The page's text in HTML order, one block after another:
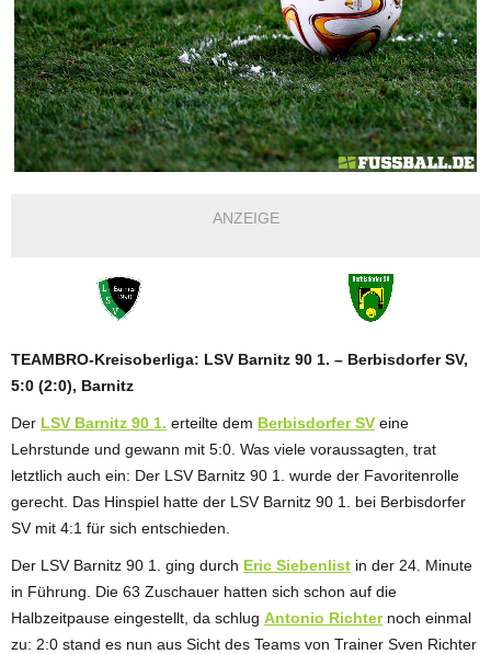
ANZEIGE
TEAMBRO-Kreisoberliga: LSV Barnitz 90 1. – Berbisdorfer SV,
5:0 (2:0), Barnitz
Der LSV Barnitz 90 1. erteilte dem Berbisdorfer SV eine
Lehrstunde und gewann mit 5:0. Was viele voraussagten, trat
letztlich auch ein: Der LSV Barnitz 90 1. wurde der Favoritenrolle
gerecht. Das Hinspiel hatte der LSV Barnitz 90 1. bei Berbisdorfer
SV mit 4:1 für sich entschieden.
Der LSV Barnitz 90 1. ging durch Eric Siebenlist in der 24. Minute
in Führung. Die 63 Zuschauer hatten sich schon auf die
Halbzeitpause eingestellt, da schlug Antonio Richternoch einmal
zu: 2:0 stand es nun aus Sicht des Teams von Trainer Sven Richter